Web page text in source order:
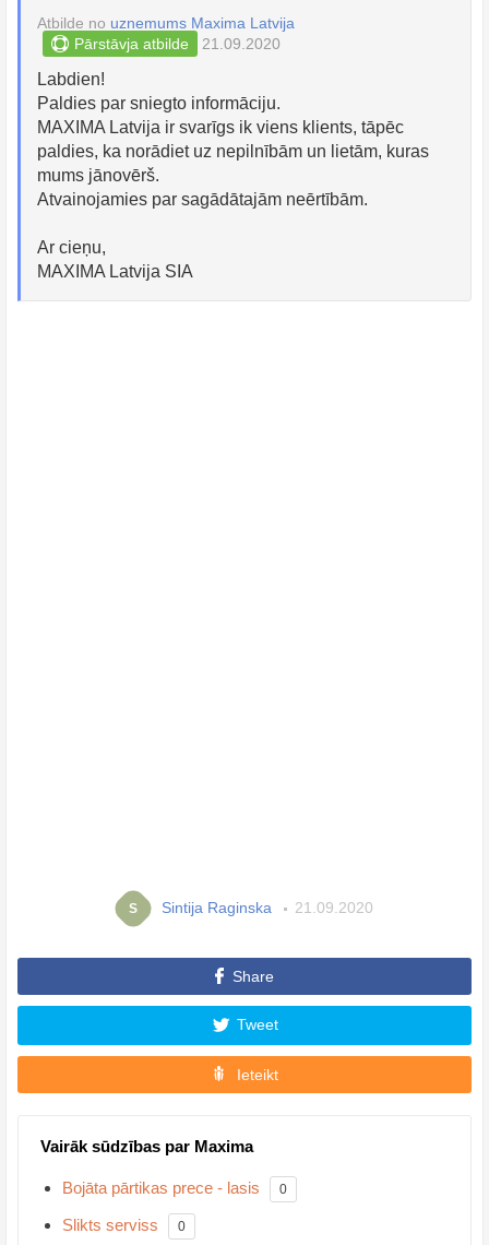
Atbilde no uznemums Maxima Latvija
Pārstāvja atbilde
21.09.2020
Labdien!
Paldies par sniegto informāciju.
MAXIMA Latvija ir svarīgs ik viens klients, tāpēc
paldies, ka norādiet uz nepilnībām un lietām, kuras
mums jānovērš.
Atvainojamies par sagādātajām neērtībām.
Ar cieņu,
MAXIMA Latvija SIA
S Sintija Raginska 21.09.2020
Share
Tweet
Ieteikt
Vairāk sūdzības par Maxima
Bojāta pārtikas prece - lasis 0
Slikts serviss 0